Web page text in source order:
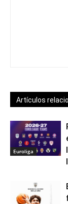
Artículos
Euroliga